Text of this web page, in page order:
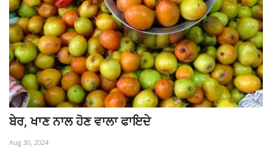
ਬੇਰ, ਖਾਣ ਨਾਲ ਹੋਣ ਵਾਲਾ ਫਾਇਦੇ
Aug 30, 2024